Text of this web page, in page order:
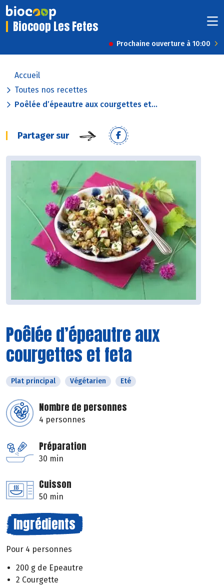
Biocoop Les Fetes
Prochaine ouverture à 10:00
Accueil
Toutes nos recettes
Poêlée d’épeautre aux courgettes et...
Partager sur
Poêlée d’épeautre aux
courgettes et feta
Plat principal Végétarien Eté
Nombre de personnes
4 personnes
Préparation
30 min
Cuisson
50 min
Ingrédients
Pour 4 personnes
200 g de Epeautre
2 Courgette